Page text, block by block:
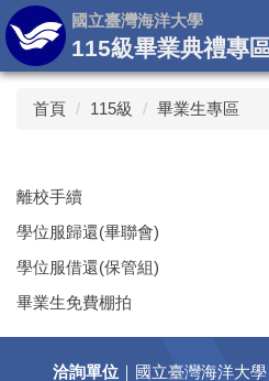
跳
到
主
國立臺灣海洋大學
115級畢業典禮專
首頁 115級 畢業生專區
離校手續
學位服歸還(畢聯會)
學位服借還(保管組)
畢業生免費棚拍
洽詢單位｜國立臺灣海洋大